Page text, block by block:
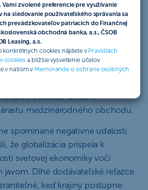
zvolené preferencie pre využívanie
na sledovanie používateľského správania sa
prevádzkovateľov patriacich do Finančnej
obchodná banka, a.s., ČSOB
Leasing, a.s.
konkrétnych cookies nájdete v Pravidlách
cookies a bližšie vysvetlenie účelov
v našom v Memorande o ochrane osobných
môžu nájsť v zmenách
príležitosti.
globalizácie od 80. rokov
bezpochyby priniesol väčšine
prosperitu a lepšiu kvalitu
bariér pre voľný pohyb
a služieb došlo k
medzinárodného obchodu.
spomínané negatívne udalosti
že globalizácia prispela k
svetovej ekonomiky voči
javom. Dlhé dodávateľské reťazce
keď krajiny postupne